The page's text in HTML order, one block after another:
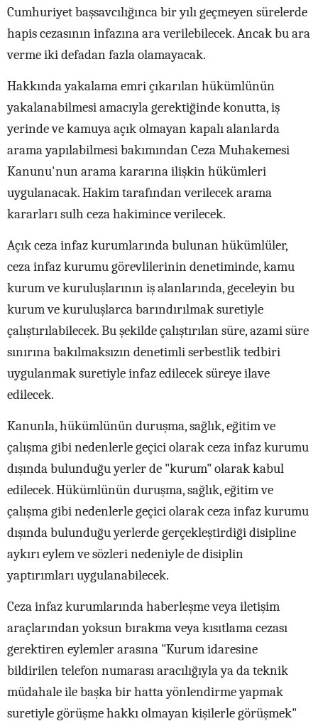
Cumhuriyet başsavcılığınca bir yılı geçmeyen sürelerde
hapis cezasının infazına ara verilebilecek. Ancak bu ara
verme iki defadan fazla olamayacak.
Hakkında yakalama emri çıkarılan hükümlünün
yakalanabilmesi amacıyla gerektiğinde konutta, iş
yerinde ve kamuya açık olmayan kapalı alanlarda
arama yapılabilmesi bakımından Ceza Muhakemesi
Kanunu'nun arama kararına ilişkin hükümleri
uygulanacak. Hakim tarafından verilecek arama
kararları sulh ceza hakimince verilecek.
Açık ceza infaz kurumlarında bulunan hükümlüler,
ceza infaz kurumu görevlilerinin denetiminde, kamu
kurum ve kuruluşlarının iş alanlarında, geceleyin bu
kurum ve kuruluşlarca barındırılmak suretiyle
çalıştırılabilecek. Bu şekilde çalıştırılan süre, azami süre
sınırına bakılmaksızın denetimli serbestlik tedbiri
uygulanmak suretiyle infaz edilecek süreye ilave
edilecek.
Kanunla, hükümlünün duruşma, sağlık, eğitim ve
çalışma gibi nedenlerle geçici olarak ceza infaz kurumu
dışında bulunduğu yerler de "kurum" olarak kabul
edilecek. Hükümlünün duruşma, sağlık, eğitim ve
çalışma gibi nedenlerle geçici olarak ceza infaz kurumu
dışında bulunduğu yerlerde gerçekleştirdiği disipline
aykırı eylem ve sözleri nedeniyle de disiplin
yaptırımları uygulanabilecek.
Ceza infaz kurumlarında haberleşme veya iletişim
araçlarından yoksun bırakma veya kısıtlama cezası
gerektiren eylemler arasına "Kurum idaresine
bildirilen telefon numarası aracılığıyla ya da teknik
müdahale ile başka bir hatta yönlendirme yapmak
suretiyle görüşme hakkı olmayan kişilerle görüşmek"